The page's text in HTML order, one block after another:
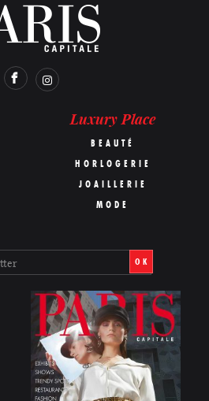
Luxury Place
BEAUTÉ
HORLOGERIE
JOAILLERIE
MODE
OK